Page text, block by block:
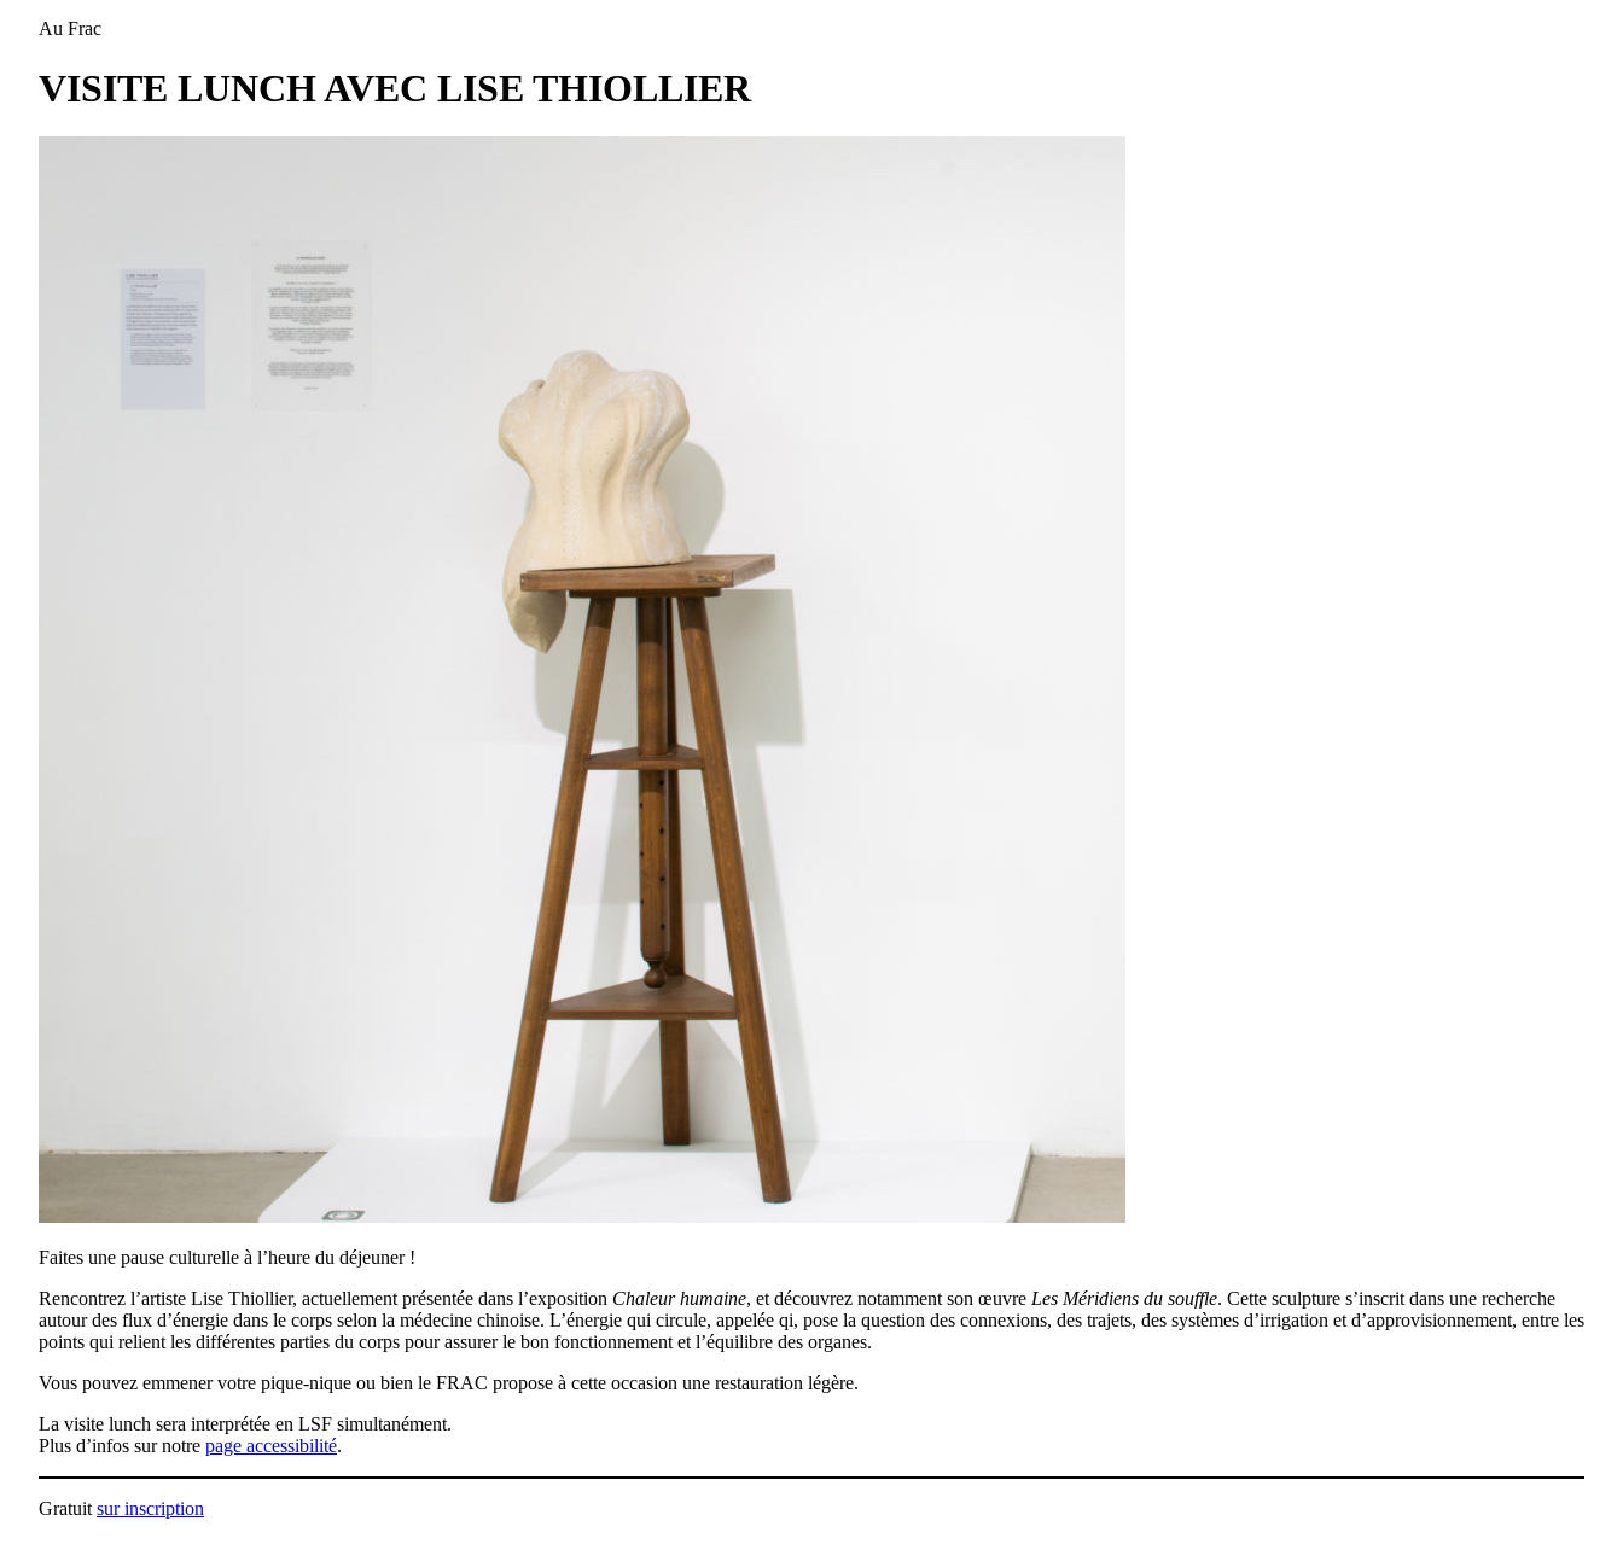
Au Frac
VISITE LUNCH AVEC LISE THIOLLIER
Faites une pause culturelle à l’heure du déjeuner !
Rencontrez l’artiste Lise Thiollier, actuellement présentée dans l’exposition Chaleur humaine, et découvrez notamment son œuvre Les Méridiens du souffle. Cette sculpture s’inscrit dans une recherche
autour des flux d’énergie dans le corps selon la médecine chinoise. L’énergie qui circule, appelée qi, pose la question des connexions, des trajets, des systèmes d’irrigation et d’approvisionnement, entre les
points qui relient les différentes parties du corps pour assurer le bon fonctionnement et l’équilibre des organes.
Vous pouvez emmener votre pique-nique ou bien le FRAC propose à cette occasion une restauration légère.
La visite lunch sera interprétée en LSF simultanément.
Plus d’infos sur notre page accessibilité.
Gratuit sur inscription